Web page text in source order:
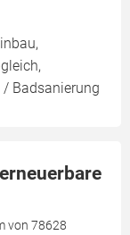
/ Badsanierung
von 78628